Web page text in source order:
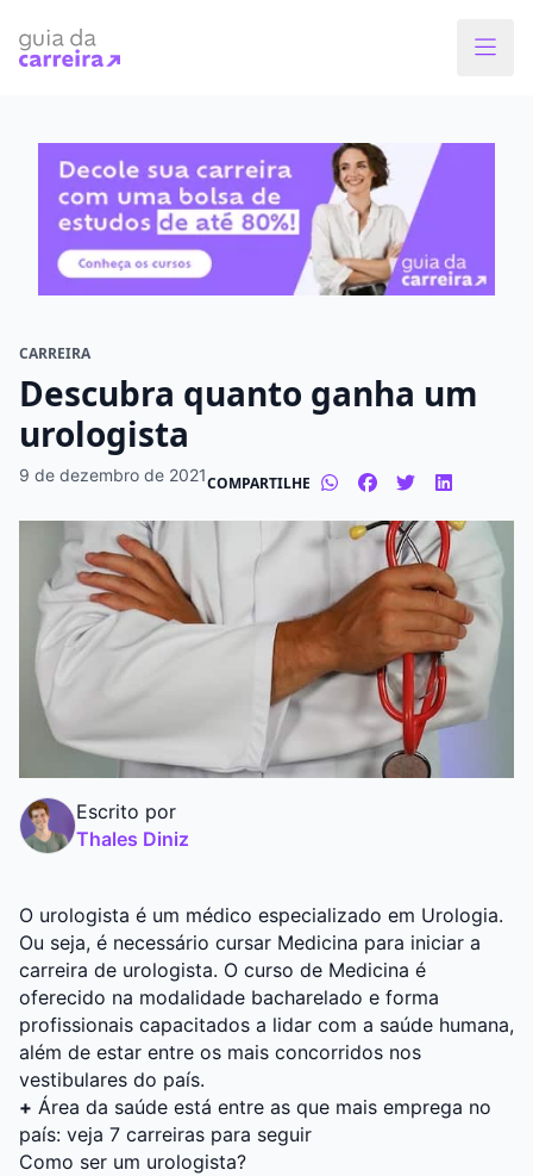
CARREIRA
Descubra quanto ganha um
urologista
9 de dezembro de 2021COMPARTILHE
Escrito por
Thales Diniz
O urologista é um médico especializado em Urologia.
Ou seja, é necessário cursar Medicina para iniciar a
carreira de urologista. O curso de Medicina é
oferecido na modalidade bacharelado e forma
profissionais capacitados a lidar com a saúde humana,
além de estar entre os mais concorridos nos
vestibulares do país.
+ Área da saúde está entre as que mais emprega no
país: veja 7 carreiras para seguir
Como ser um urologista?
Faça o curso dos sonhos
O que você quer estudar?
Modalidade preferida
Presencial
Tipo de formação
Graduação